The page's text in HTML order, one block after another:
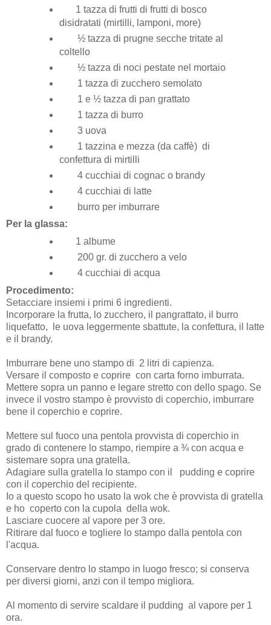
1 tazza di frutti di frutti di bosco
disidratati (mirtilli, lamponi, more)
½ tazza di prugne secche tritate al
coltello
½ tazza di noci pestate nel mortaio
1 tazza di zucchero semolato
1 e ½ tazza di pan grattato
1 tazza di burro
3 uova
1 tazzina e mezza (da caffè) di
confettura di mirtilli
4 cucchiai di cognac o brandy
4 cucchiai di latte
burro per imburrare
Per la glassa:
1 albume
200 gr. di zucchero a velo
4 cucchiai di acqua
Procedimento:
Setacciare insiemi i primi 6 ingredienti.
Incorporare la frutta, lo zucchero, il pangrattato, il burro
liquefatto, le uova leggermente sbattute, la confettura, il latte
e il brandy.
Imburrare bene uno stampo di 2 litri di capienza.
Versare il composto e coprire con carta forno imburrata.
Mettere sopra un panno e legare stretto con dello spago. Se
invece il vostro stampo è provvisto di coperchio, imburrare
bene il coperchio e coprire.
Mettere sul fuoco una pentola provvista di coperchio in
grado di contenere lo stampo, riempire a ¾ con acqua e
sistemare sopra una gratella.
Adagiare sulla gratella lo stampo con il pudding e coprire
con il coperchio del recipiente.
Io a questo scopo ho usato la wok che è provvista di gratella
e ho coperto con la cupola della wok.
Lasciare cuocere al vapore per 3 ore.
Ritirare dal fuoco e togliere lo stampo dalla pentola con
l'acqua.
Conservare dentro lo stampo in luogo fresco; si conserva
per diversi giorni, anzi con il tempo migliora.
Al momento di servire scaldare il pudding al vapore per 1
ora.